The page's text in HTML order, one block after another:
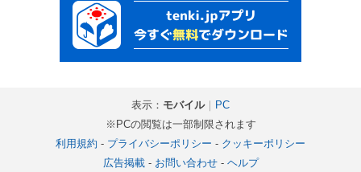
表示： モバイル｜ PC
※PCの閲覧は一部制限されます
利用規約 - プライバシーポリシー - クッキーポリシー
広告掲載- お問い合わせ- ヘルプ